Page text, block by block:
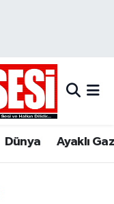
Dünya Ayaklı